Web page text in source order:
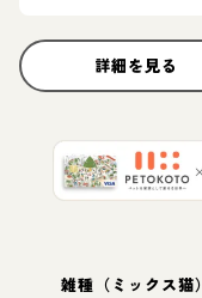
詳細を見る
雑種（ミックス猫）